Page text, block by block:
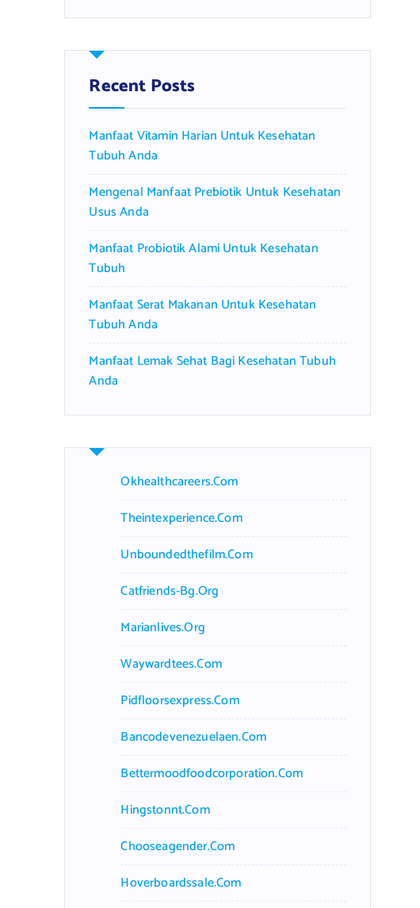
r
h
f
o
:
Recent Posts
Manfaat Vitamin Harian Untuk Kesehatan
Tubuh Anda
Mengenal Manfaat Prebiotik Untuk Kesehatan
Usus Anda
Manfaat Probiotik Alami Untuk Kesehatan
Tubuh
Manfaat Serat Makanan Untuk Kesehatan
Tubuh Anda
Manfaat Lemak Sehat Bagi Kesehatan Tubuh
Anda
Okhealthcareers.com
Theintexperience.com
Unboundedthefilm.com
Catfriends-Bg.org
Marianlives.org
Waywardtees.com
Pidfloorsexpress.com
Bancodevenezuelaen.com
Bettermoodfoodcorporation.com
Hingstonnt.com
Chooseagender.com
Hoverboardssale.com